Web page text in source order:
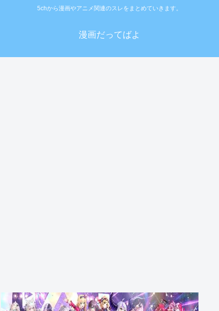
5chから漫画やアニメ関連のスレをまとめていきます。
漫画だってばよ